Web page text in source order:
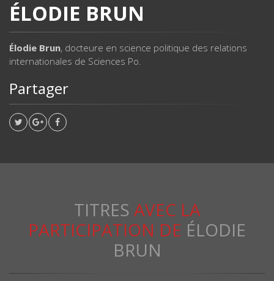
ÉLODIE BRUN
Élodie Brun, docteure en science politique des relations
internationales de Sciences Po.
Partager
TITRES AVEC LA
PARTICIPATION DE ÉLODIE
BRUN